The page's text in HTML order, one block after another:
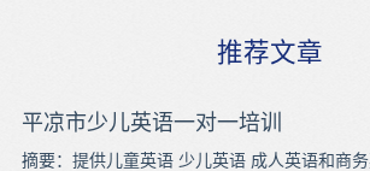
推荐文章
平凉市少儿英语一对一培训
摘要：提供儿童英语 少儿英语 成人英语和商